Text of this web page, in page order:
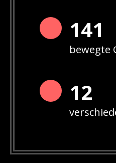
142
bewegte
12